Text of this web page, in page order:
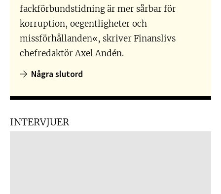
fackförbundstidning är mer sårbar för
korruption, oegentligheter och
missförhållanden«, skriver Finanslivs
chefredaktör Axel Andén.
Några slutord
INTERVJUER